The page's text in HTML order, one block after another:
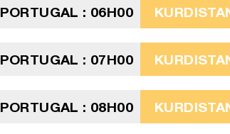
PORTUGAL : 06H00
PORTUGAL : 07H00
PORTUGAL : 08H00